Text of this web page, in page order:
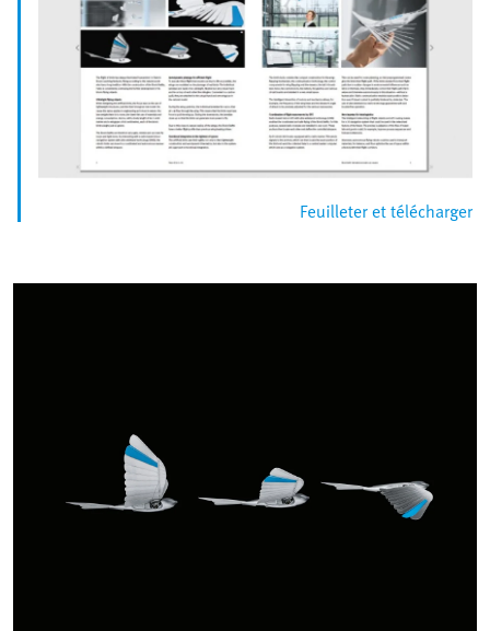
Feuilleter et télécharger